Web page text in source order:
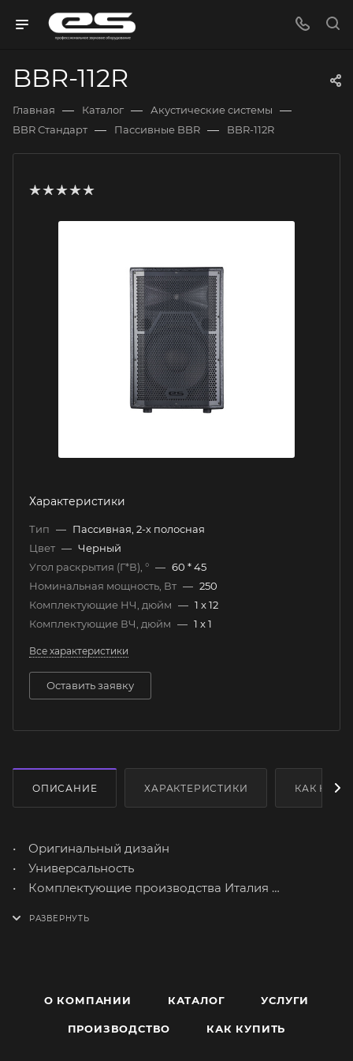
BBR-112R
Главная — Каталог — Акустические системы —
BBR Стандарт — Пассивные BBR — BBR-112R
Характеристики
Тип — Пассивная, 2-х полосная
Цвет — Черный
Угол раскрытия (Г*В), ° — 60 * 45
Номинальная мощность, Вт — 250
Комплектующие НЧ, дюйм — 1 x 12
Комплектующие ВЧ, дюйм — 1 x 1
Все характеристики
Оставить заявку
ОПИСАНИЕ ХАРАКТЕРИСТИКИ КАК
• Оригинальный дизайн
• Универсальность
• Комплектующие производства Италия
О КОМПАНИИ КАТАЛОГ УСЛУГИ
ПРОИЗВОДСТВО КАК КУПИТЬ